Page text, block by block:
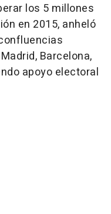
los 5 millones
en 2015, anheló
Barcelona,
apoyo electoral